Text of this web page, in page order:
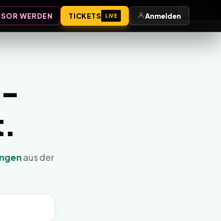
Anmelden
WERDEN TICKETS LIVE Anmelden
aus der